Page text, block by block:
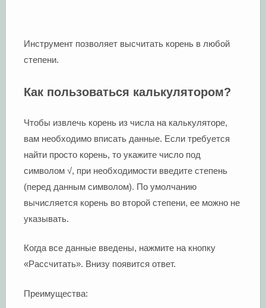
Инструмент позволяет высчитать корень в любой
степени.
Как пользоваться калькулятором?
Чтобы извлечь корень из числа на калькуляторе,
вам необходимо вписать данные. Если требуется
найти просто корень, то укажите число под
символом √, при необходимости введите степень
(перед данным символом). По умолчанию
вычисляется корень во второй степени, ее можно не
указывать.
Когда все данные введены, нажмите на кнопку
«Рассчитать». Внизу появится ответ.
Преимущества: